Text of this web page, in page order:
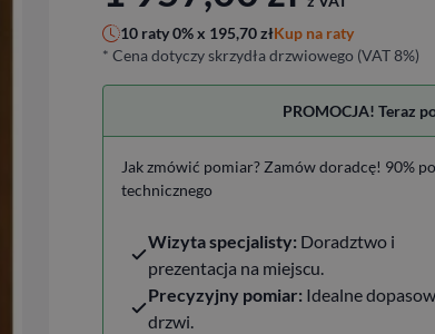
10 raty 0% x 195,70złKup na raty
* Cena dotyczy skrzydła drzwiowego (VAT 8%)
PROMOCJA! Teraz
Jak zmówić pomiar? Zamów doradcę! 90%
technicznego
Wizyta specjalisty: Doradztwo i
prezentacja na miejscu.
Precyzyjny pomiar: Idealne
drzwi.